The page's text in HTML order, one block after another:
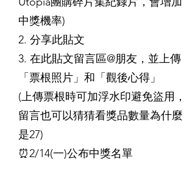
中獎機率)
2. 分享此貼文
3. 在此貼文留言區@朋友，並上傳
「票根照片」和「觀後心得」
(上傳票根時可加浮水印避免盜用，
留言也可以猜猜看獎品數量為什麼
是27)
⏰2/14(一)公布中獎名單